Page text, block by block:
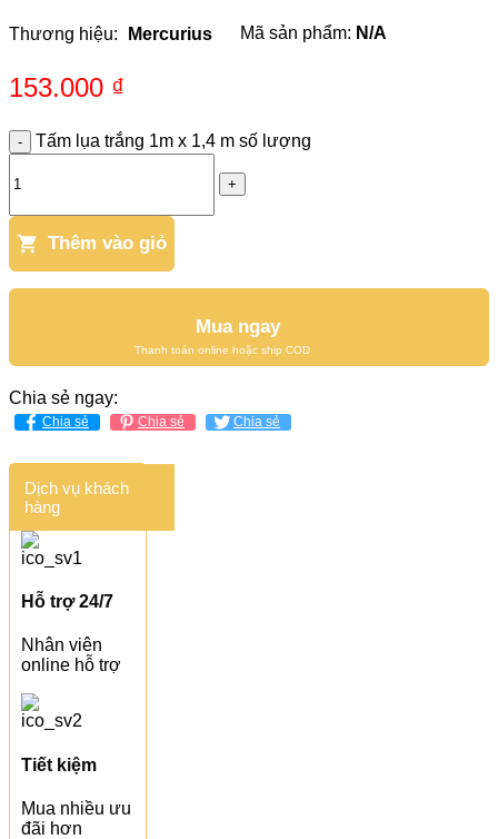
Thương hiệu: Mercurius Mã sản phẩm: N/A
153.000 ₫
Tấm lụa trắng 1m x 1,4 m số lượng
Thêm vào giỏ
Mua ngay
Chia sẻ ngay:
Chia sẻ Chia sẻ Chia sẻ
Dịch vụ khách
hàng
Hỗ trợ 24/7
Nhân viên
online hỗ trợ
Tiết kiệm
Mua nhiều ưu
đãi hơn